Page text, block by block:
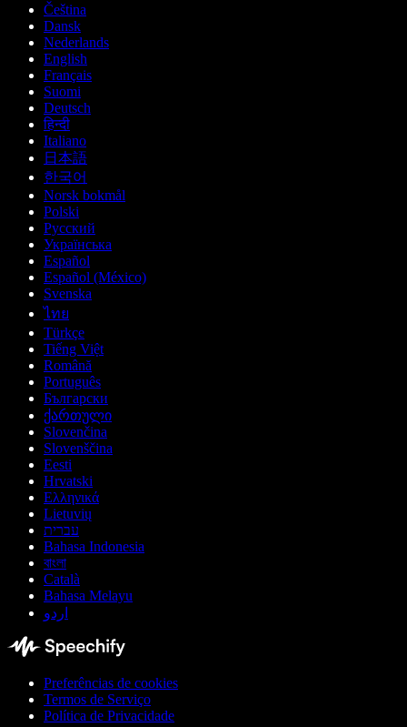
Čeština
Dansk
Nederlands
English
Français
Suomi
Deutsch
हिन्दी
Italiano
日本語
한국어
Norsk bokmål
Polski
Русский
Українська
Español
Español (México)
Svenska
ไทย
Türkçe
Tiếng Việt
Română
Português
Български
ქართული
Slovenčina
Slovenščina
Eesti
Hrvatski
Ελληνικά
Lietuvių
עברית
Bahasa Indonesia
বাংলা
Català
Bahasa Melayu
اردو
Preferências de cookies
Termos de Serviço
Política de Privacidade